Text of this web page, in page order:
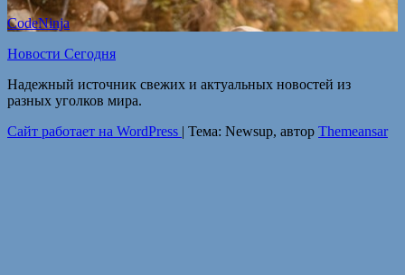
CodeNinja
Новости Сегодня
Надежный источник свежих и актуальных новостей из
разных уголков мира.
Сайт работает на WordPress
Тема: Newsup, автор Themeansar